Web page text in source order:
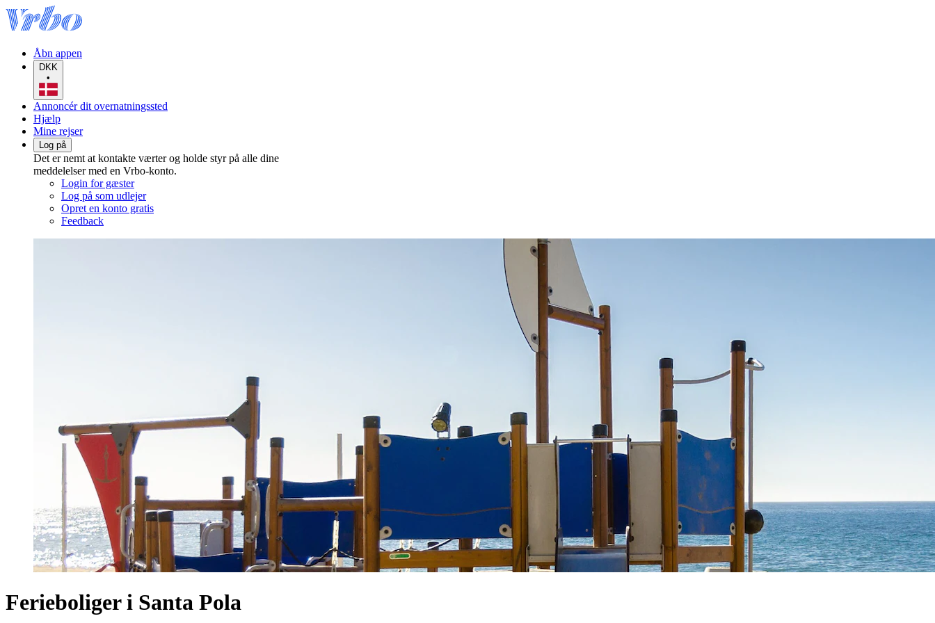
Åbn appen
DKK
•
Annoncér dit overnatningssted
Hjælp
Mine rejser
Log på
Det er nemt at kontakte værter og holde styr på alle dine
meddelelser med en Vrbo-konto.
Login for gæster
Log på som udlejer
Opret en konto gratis
Feedback
Ferieboliger i Santa Pola